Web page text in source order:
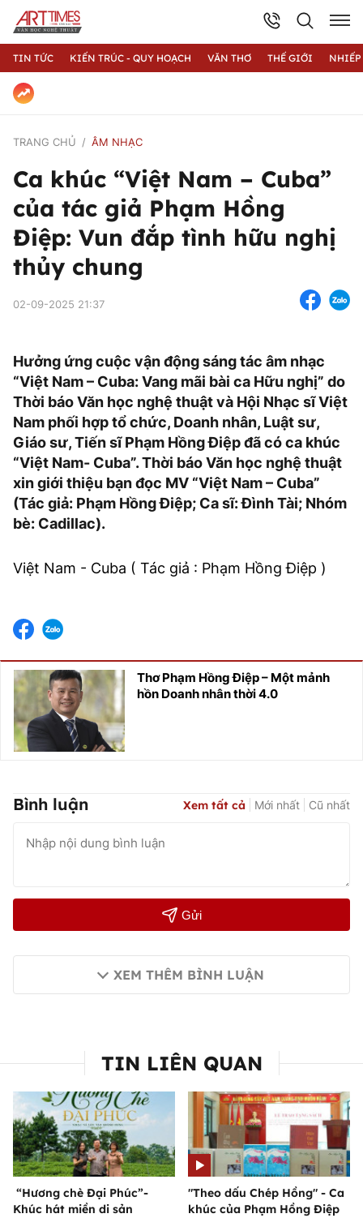
TIN TỨC KIẾN TRÚC - QUY HOẠCH VĂN THƠ THẾ GIỚI
TRANG CHỦ ÂM NHẠC
Ca khúc “Việt Nam – Cuba”
của tác giả Phạm Hồng
Điệp: Vun đắp tình hữu nghị
thủy chung
02-09-2025 21:37
Hưởng ứng cuộc vận động sáng tác âm nhạc
“Việt Nam – Cuba: Vang mãi bài ca Hữu nghị” do
Thời báo Văn học nghệ thuật và Hội Nhạc sĩ Việt
Nam phối hợp tổ chức, Doanh nhân, Luật sư,
Giáo sư, Tiến sĩ Phạm Hồng Điệp đã có ca khúc
“Việt Nam- Cuba”. Thời báo Văn học nghệ thuật
xin giới thiệu bạn đọc MV “Việt Nam – Cuba”
(Tác giả: Phạm Hồng Điệp; Ca sĩ: Đình Tài; Nhóm
bè: Cadillac).
Việt Nam - Cuba ( Tác giả : Phạm Hồng Điệp )
Thơ Phạm Hồng Điệp – Một mảnh
hồn Doanh nhân thời 4.0
Bình luận Xem tất cả Mới nhất Cũ nhất
Gửi
XEM THÊM BÌNH LUẬN
TIN LIÊN QUAN
“Hương chè Đại Phúc”-
Khúc hát miền di sản
"Theo dấu Chép Hồng" - Ca
khúc của Phạm Hồng Điệp